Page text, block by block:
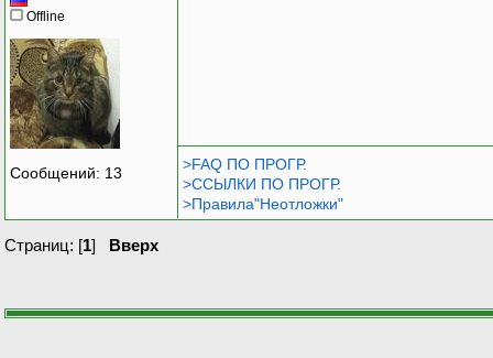
Offline
Сообщений: 13
>FAQ ПО ПРОГР.
>ССЫЛКИ ПО ПРОГР.
>Правила"Неотложки"
Страниц: [1] Вверх